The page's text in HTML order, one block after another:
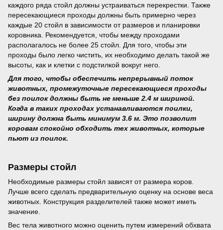
каждого ряда стойл должны устраиваться перекрестки. Также
пересекающиеся проходы должны быть примерно через
каждые 20 стойл в зависимости от размеров и планировки
коровника. Рекомендуется, чтобы между проходами
располагалось не более 25 стойл. Для того, чтобы эти
проходы было легко чистить, их необходимо делать такой же
высоты, как и клетки с подстилкой вокруг него.
Для того, чтобы обеспечить непрерывный поток
животных, промежуточные пересекающиеся проходы
без поилок должны быть не меньше 2.4 м шириной.
Когда в таких проходах устанавливаются поилки,
ширину должна быть минимум 3.6 м. Это позволит
коровам спокойно обходить тех животных, которые
пьют из поилок.
Размеры стойл
Необходимые размеры стойл зависят от размера коров.
Лучше всего сделать предварительную оценку на основе веса
животных. Конструкция разделителей также может иметь
значение.
Вес тела животного можно оценить путем измерений обхвата